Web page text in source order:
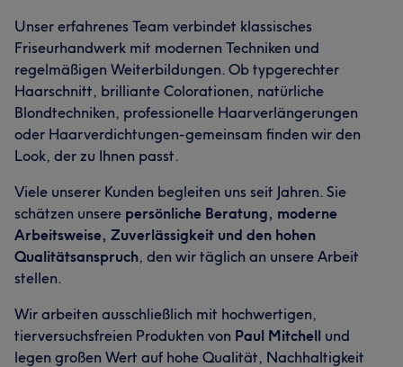
Unser erfahrenes Team verbindet klassisches
Friseurhandwerk mit modernen Techniken und
regelmäßigen Weiterbildungen. Ob typgerechter
Haarschnitt, brilliante Colorationen, natürliche
Blondtechniken, professionelle Haarverlängerungen
oder Haarverdichtungen-gemeinsam finden wir den
Look, der zu Ihnen passt.
Viele unserer Kunden begleiten uns seit Jahren. Sie
schätzen unsere persönliche Beratung, moderne
Arbeitsweise, Zuverlässigkeit und den hohen
Qualitätsanspruch, den wir täglich an unsere Arbeit
stellen.
Wir arbeiten ausschließlich mit hochwertigen,
tierversuchsfreien Produkten von Paul Mitchell und
legen großen Wert auf hohe Qualität, Nachhaltigkeit